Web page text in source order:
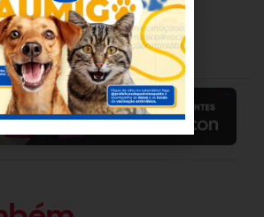
|Notícia